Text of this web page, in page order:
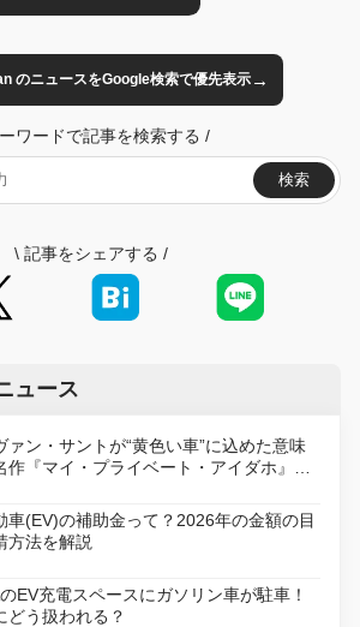
のニュースをGoogle検索で優先表示→
ワードで記事を検索する /
検索
\ 記事をシェアする /
ュース
ァン・サントが“黄色い車”に込めた意味
作『マイ・プライベート・アイダホ』が
タルリマスター版で復活
車(EV)の補助金って？2026年の金額の目
方法を解説
EV充電スペースにガソリン車が駐車！
どう扱われる？